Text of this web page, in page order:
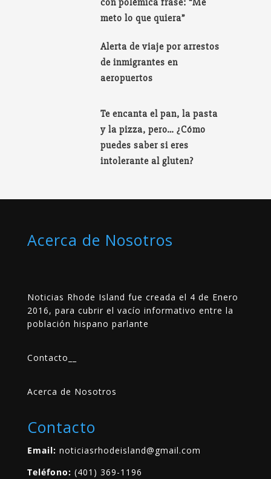
meto lo que quiera”
Alerta de viaje por arrestos
de inmigrantes en
aeropuertos
Te encanta el pan, la pasta
y la pizza, pero… ¿Cómo
puedes saber si eres
intolerante al gluten?
Acerca de Nosotros
Noticias Rhode Island fue creada el 4 de Enero
2016, para cubrir el vacío informativo entre la
población hispano parlante
Contacto
Acerca de Nosotros
Contacto
Email: noticiasrhodeisland@gmail.com
Teléfono: (401) 369-1196